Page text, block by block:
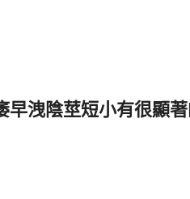
洩陰莖短小有很顯